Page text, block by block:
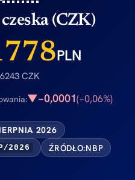
(CZK)
PLN
CZK
▼−0,0001(−0,06%)
2026
2026 ŹRÓDŁO:NBP